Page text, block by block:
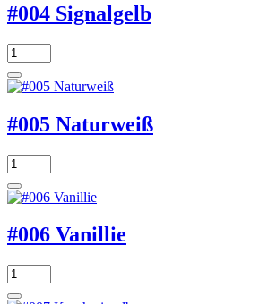
#004 Signalgelb
#005 Naturweiß
#006 Vanillie